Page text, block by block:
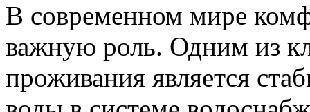
В современном мире
важную роль. Одним из
проживания является